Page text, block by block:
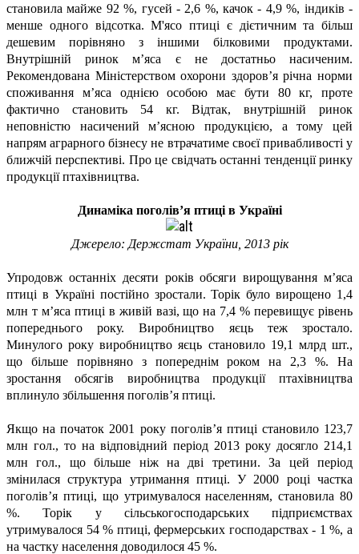
становила майже 92 %, гусей - 2,6 %, качок - 4,9 %, індиків -
менше одного відсотка. М'ясо птиці є дієтичним та більш
дешевим порівняно з іншими білковими продуктами.
Внутрішній ринок м’яса є не достатньо насиченим.
Рекомендована Міністерством охорони здоров’я річна норми
споживання м’яса однією особою має бути 80 кг, проте
фактично становить 54 кг. Відтак, внутрішній ринок
неповністю насичений м’ясною продукцією, а тому цей
напрям аграрного бізнесу не втрачатиме своєї привабливості у
ближчій перспективі. Про це свідчать останні тенденції ринку
продукції птахівництва.
Динаміка поголів’я птиці в Україні
Джерело: Держстат України, 2013 рік
Упродовж останніх десяти років обсяги вирощування м’яса
птиці в Україні постійно зростали. Торік було вирощено 1,4
млн т м’яса птиці в живій вазі, що на 7,4 % перевищує рівень
попереднього року. Виробництво яєць теж зростало.
Минулого року виробництво яєць становило 19,1 млрд шт.,
що більше порівняно з попереднім роком на 2,3 %. На
зростання обсягів виробництва продукції птахівництва
вплинуло збільшення поголів’я птиці.
Якщо на початок 2001 року поголів’я птиці становило 123,7
млн гол., то на відповідний період 2013 року досягло 214,1
млн гол., що більше ніж на дві третини. За цей період
змінилася структура утримання птиці. У 2000 році частка
поголів’я птиці, що утримувалося населенням, становила 80
%. Торік у сільськогосподарських підприємствах
утримувалося 54 % птиці, фермерських господарствах - 1 %, а
на частку населення доводилося 45 %.